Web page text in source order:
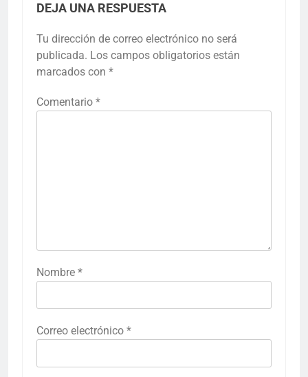
DEJA UNA RESPUESTA
Tu dirección de correo electrónico no será
publicada. Los campos obligatorios están
marcados con *
Comentario *
Nombre *
Correo electrónico *